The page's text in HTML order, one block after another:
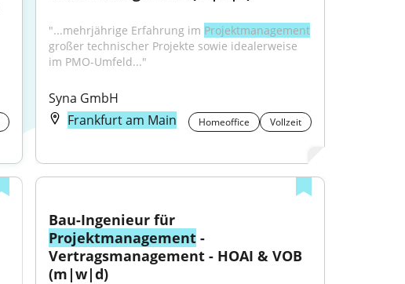
"...mehrjährige Erfahrung im Projektmanagement
großer technischer Projekte sowie idealerweise
im PMO-Umfeld..."
Syna GmbH
Frankfurt am Main
Homeoffice Vollzeit
Bau-Ingenieur für
Projektmanagement -
Vertragsmanagement - HOAI & VOB
(m|w|d)